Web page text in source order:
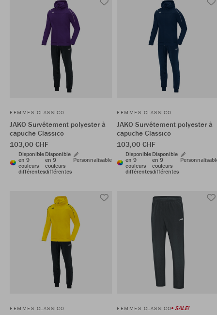
FEMMES CLASSICO
JAKO Survêtement polyester à
capuche Classico
103,00 CHF
Disponible
en 9
couleurs
différentes
Disponible
en 9
couleurs
différentes
Personnalisable
FEMMES CLASSICO
JAKO Survêtement polyester à
capuche Classico
103,00 CHF
Disponible
en 9
couleurs
différentes
Disponible
en 9
couleurs
différentes
FEMMES CLASSICO FEMMES CLASSICO SALE!